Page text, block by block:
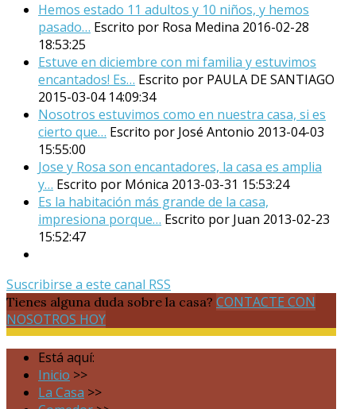
Hemos estado 11 adultos y 10 niños, y hemos
pasado… Escrito por Rosa Medina 2016-02-28
18:53:25
Estuve en diciembre con mi familia y estuvimos
encantados! Es… Escrito por PAULA DE SANTIAGO
2015-03-04 14:09:34
Nosotros estuvimos como en nuestra casa, si es
cierto que… Escrito por José Antonio 2013-04-03
15:55:00
Jose y Rosa son encantadores, la casa es amplia
y… Escrito por Mónica 2013-03-31 15:53:24
Es la habitación más grande de la casa,
impresiona porque… Escrito por Juan 2013-02-23
15:52:47
Suscribirse a este canal RSS
Tienes alguna duda sobre la casa? CONTACTE CON
NOSOTROS HOY
Está aquí:
Inicio >>
La Casa >>